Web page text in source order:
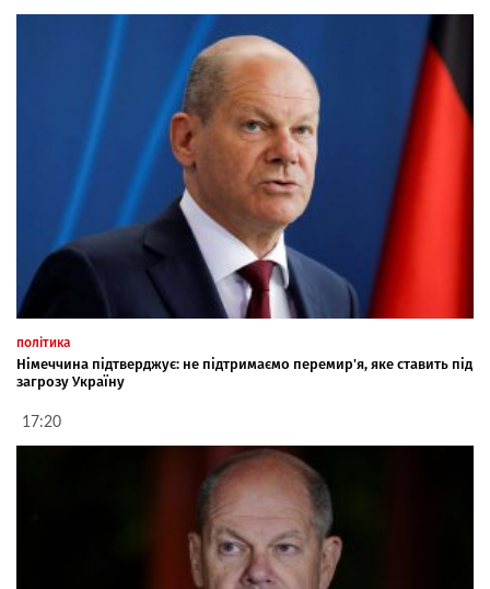
політика
Німеччина підтверджує: не підтримаємо перемир'я, яке ставить під
загрозу Україну
17:20